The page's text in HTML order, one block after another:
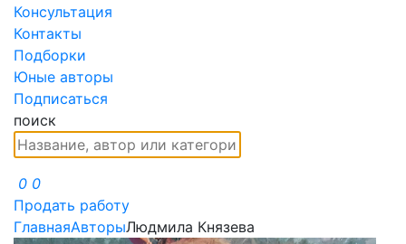
Консультация
Контакты
Подборки
Юные авторы
Подписаться
поиск
0 0
Продать работу
ГлавнаяАвторыЛюдмила Князева